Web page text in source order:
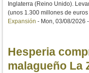
Inglaterra (Reino Unido).
(unos 1.300 millones de
Expansión - Mon, 03/08/2026
Hesperia
malagueño La